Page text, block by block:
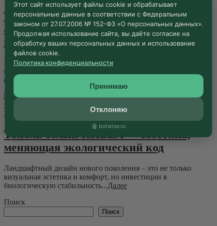
Тополь Де Моффарт:
архитектурный масштаб и
природный интеллект
В современной ландшафтной архитектуре дерево — это не
просто декор, а биотехнологический инструмент,
формирующий микроклимат и...
20.02.2026 ·
Тополь белый НИВЕА — эстетика,
меняющая экологический код
Ландшафтный дизайн нового поколения – это не только
визуальная эстетика и комфорт, но инвестиции в
биологическую стабильность...Далее
Поиск
Поиск
Этот сайт использует файлы cookie и обрабатывает
персональные данные в соответствии с Федеральным
законом от 27.07.2006 № 152-ФЗ «О персональных данных».
Продолжая использование сайта, вы даёте согласие на
обработку ваших персональных данных и использование
файлов cookie.
Политика конфиденциальности
Принимаю
Отклоняю
🤖 botwise.ru